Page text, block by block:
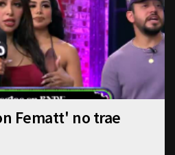
Fematt' no trae